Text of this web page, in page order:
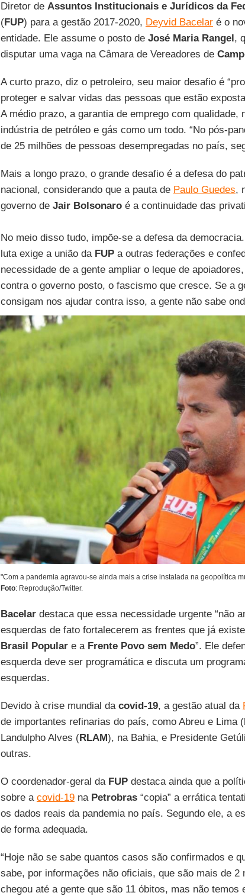
Diretor de Assuntos Institucionais e Jurídicos da
(FUP) para a gestão 2017-2020, Deyvid Bacelaré o
entidade. Ele assume o posto de José Maria Rangel,
disputar uma vaga na Câmara de Vereadores de
A curto prazo, diz o petroleiro, seu maior desafio é
proteger e salvar vidas das pessoas que estão
A médio prazo, a garantia de emprego com qualidade,
indústria de petróleo e gás como um todo. “No pós-
de 25 milhões de pessoas desempregadas no país,
Mais a longo prazo, o grande desafio é a defesa do
nacional, considerando que a pauta de Paulo Guedes,
governo de Jair Bolsonaroé a continuidade das
No meio disso tudo, impõe-se a defesa da
luta exige a união da FUPa outras federações e
necessidade de a gente ampliar o leque de
contra o governo posto, o fascismo que cresce. Se a
consigam nos ajudar contra isso, a gente não sabe
"Com a pandemia agravou-se ainda mais a crise instalada na geopolítica
Foto: Reprodução/Twitter.
Bacelardestaca que essa necessidade urgente “não
esquerdas de fato fortalecerem as frentes que já
Brasil Populare a Frente Povo sem Medo”. Ele
esquerda deve ser programática e discuta um
esquerdas.
Devido à crise mundial da covid-19, a gestão atual da
de importantes refinarias do país, como Abreu e Lima (
Landulpho Alves (RLAM), na Bahia, e Presidente
outras.
O coordenador-geral da FUPdestaca ainda que a
sobre a covid-19na Petrobras“copia” a errática
os dados reais da pandemia no país. Segundo ele, a
de forma adequada.
“Hoje não se sabe quantos casos são confirmados e
sabe, por informações não oficiais, que são mais de 2
chegou até a gente que são 11 óbitos, mas não temos